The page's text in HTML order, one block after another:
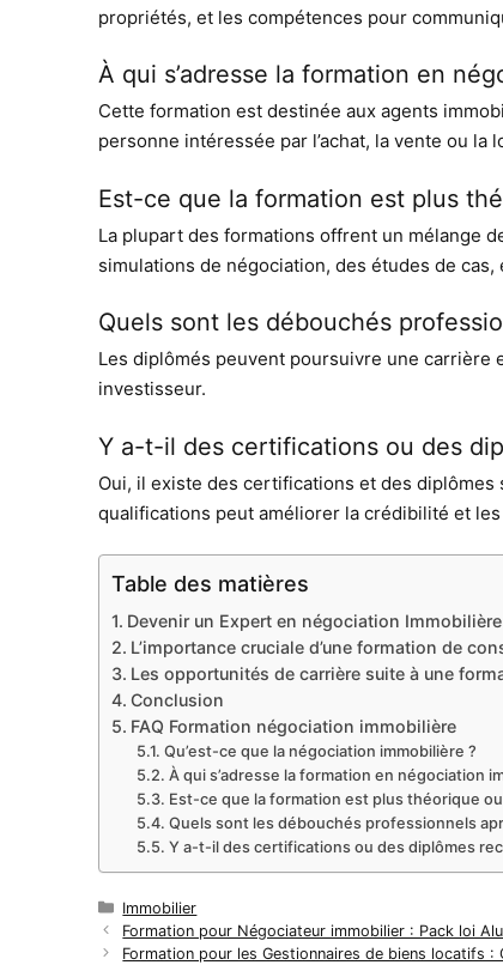
propriétés, et les compétences pour
À qui s’adresse la formation en
Cette formation est destinée aux agents
personne intéressée par l’achat, la vente ou la
Est-ce que la formation est plus
La plupart des formations offrent un mélange
simulations de négociation, des études de
Quels sont les débouchés
Les diplômés peuvent poursuivre une carrière
investisseur.
Y a-t-il des certifications ou des
Oui, il existe des certifications et des diplômes
qualifications peut améliorer la crédibilité et
Table des matières
Devenir un Expert en négociation
L’importance cruciale d’une formation de
Les opportunités de carrière suite à une
Conclusion
FAQ Formation négociation immobilière
Qu’est-ce que la négociation immobilière ?
À qui s’adresse la formation en négociation
Est-ce que la formation est plus théorique
Quels sont les débouchés professionnels
Y a-t-il des certifications ou des diplômes
Catégories
Immobilier
Formation pour Négociateur immobilier : Pack loi
Formation pour les Gestionnaires de biens locatifs :